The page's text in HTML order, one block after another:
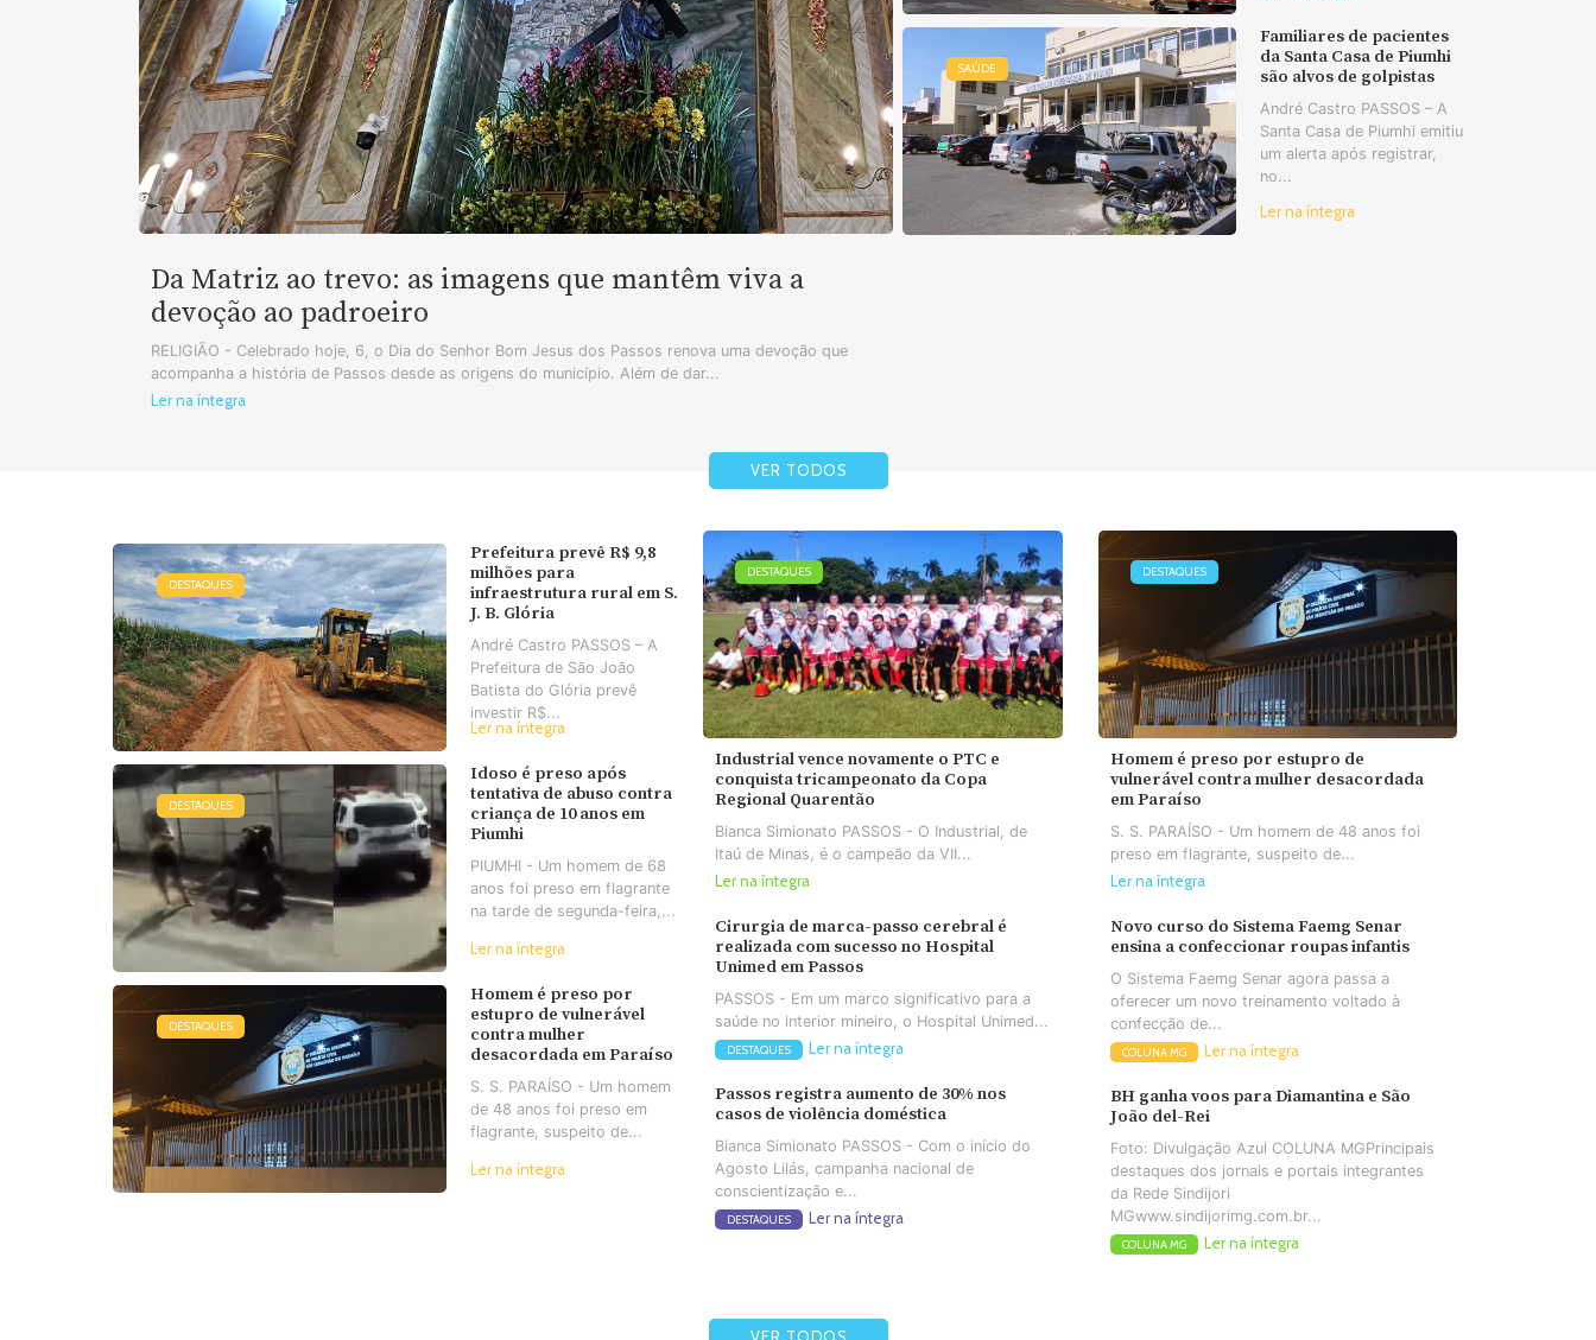
Da Matriz ao trevo: as imagens que mantêm viva a
devoção ao padroeiro
RELIGIÃO - Celebrado hoje, 6, o Dia do Senhor Bom Jesus dos Passos renova uma devoção que
acompanha a história de Passos desde as origens do município. Além de dar...
Ler na íntegra
SAÚDE
Familiares de pacientes
da Santa Casa de Piumhi
são alvos de golpistas
André Castro PASSOS – A
Santa Casa de Piumhi emitiu
um alerta após registrar,
no...
Ler na íntegra
VER TODOS
DESTAQUES
Prefeitura prevê R$ 9,8
milhões para
infraestrutura rural em S.
J. B. Glória
André Castro PASSOS – A
Prefeitura de São João
Batista do Glória prevê
investir R$...
Ler na íntegra
DESTAQUES
Idoso é preso após
tentativa de abuso contra
criança de 10 anos em
Piumhi
PIUMHI - Um homem de 68
anos foi preso em flagrante
na tarde de segunda-feira,...
Ler na íntegra
DESTAQUES
Homem é preso por
estupro de vulnerável
contra mulher
desacordada em Paraíso
S. S. PARAÍSO - Um homem
de 48 anos foi preso em
flagrante, suspeito de...
Ler na íntegra
DESTAQUES
Industrial vence novamente o PTC e
conquista tricampeonato da Copa
Regional Quarentão
Bianca Simionato PASSOS - O Industrial, de
Itaú de Minas, é o campeão da VII...
Ler na íntegra
Cirurgia de marca-passo cerebral é
realizada com sucesso no Hospital
Unimed em Passos
PASSOS - Em um marco significativo para a
saúde no interior mineiro, o Hospital Unimed...
DESTAQUES Ler na íntegra
Passos registra aumento de 30% nos
casos de violência doméstica
Bianca Simionato PASSOS - Com o início do
Agosto Lilás, campanha nacional de
conscientização e...
DESTAQUES Ler na íntegra
DESTAQUES
Homem é preso por estupro de
vulnerável contra mulher desacordada
em Paraíso
S. S. PARAÍSO - Um homem de 48 anos foi
preso em flagrante, suspeito de...
Ler na íntegra
Novo curso do Sistema Faemg Senar
ensina a confeccionar roupas infantis
O Sistema Faemg Senar agora passa a
oferecer um novo treinamento voltado à
confecção de...
COLUNA MG Ler na íntegra
BH ganha voos para Diamantina e São
João del-Rei
Foto: Divulgação Azul COLUNA MGPrincipais
destaques dos jornais e portais integrantes
da Rede Sindijori
MGwww.sindijorimg.com.br...
COLUNA MG Ler na íntegra